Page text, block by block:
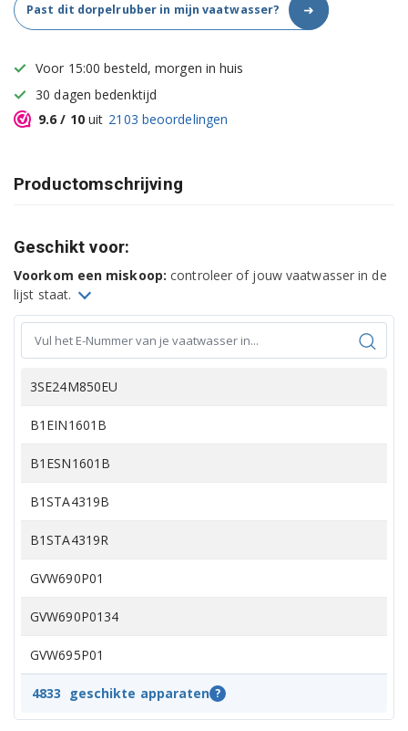
Past dit dorpelrubber in mijn vaatwasser? ➜
Voor 15:00 besteld, morgen in huis
30 dagen bedenktijd
9.6 / 10uit 2103 beoordelingen
Productomschrijving
Geschikt voor:
Voorkom een miskoop: controleer of jouw vaatwasser in de
lijst staat.
3SE24M850EU
B1EIN1601B
B1ESN1601B
B1STA4319B
B1STA4319R
GVW690P01
GVW690P0134
GVW695P01
GVW695P0140
4833 geschikte apparaten ?